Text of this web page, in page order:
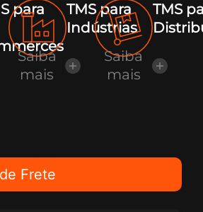
para
TMS para
Indústrias
Saiba
mais
TMS
Saiba
mais
Frete